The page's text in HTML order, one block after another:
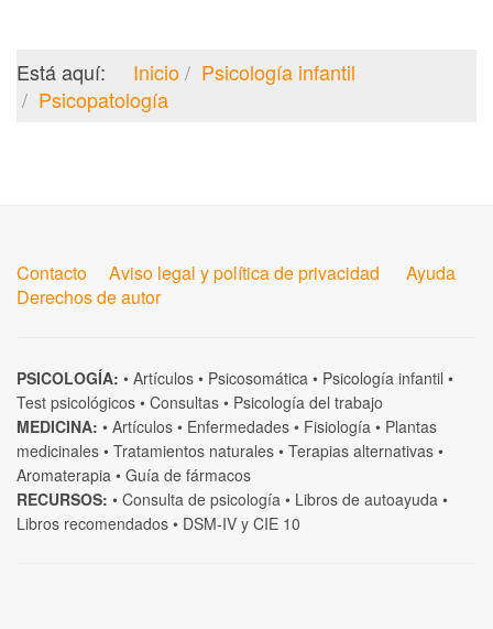
Está aquí: Inicio
Psicología infantil
Psicopatología
Contacto Aviso legal y política de privacidad
Ayuda
Derechos de autor
PSICOLOGÍA: • Artículos • Psicosomática • Psicología infantil •
Test psicológicos • Consultas • Psicología del trabajo
MEDICINA: • Artículos • Enfermedades • Fisiología • Plantas
medicinales • Tratamientos naturales • Terapias alternativas •
Aromaterapia • Guía de fármacos
RECURSOS: • Consulta de psicología • Libros de autoayuda •
Libros recomendados • DSM-IV y CIE 10